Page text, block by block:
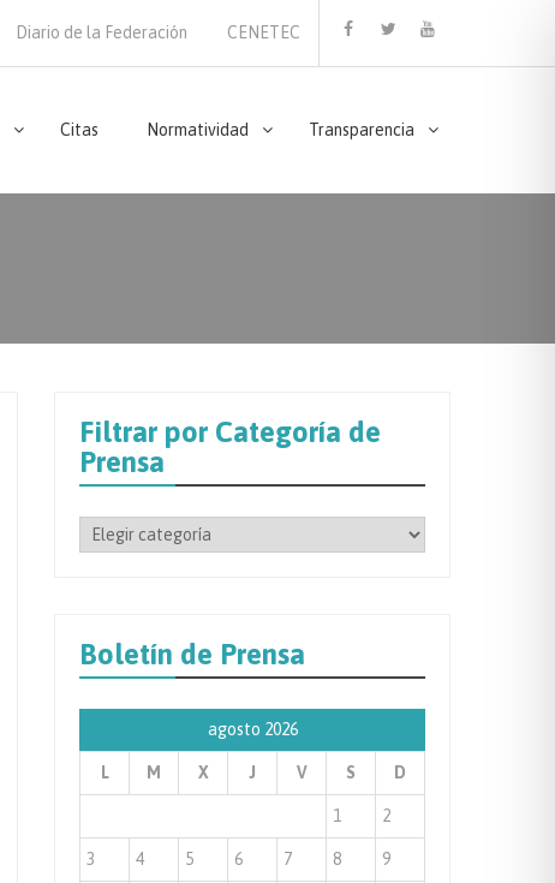
Diario de la Federación
CENETEC
Citas Normatividad Transparencia
Filtrar por Categoría de
Prensa
Filtrar
Prensa
Boletín de Prensa
agosto 2026
L M X J V S D
1 2
3 4 5 6 7 8 9